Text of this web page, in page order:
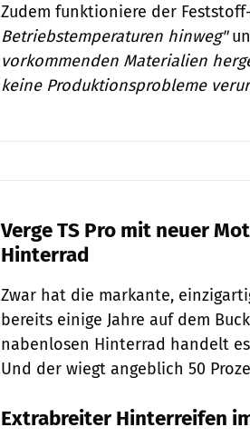
Zudem funktioniere der
Betriebstemperaturen hinweg"
vorkommenden Materialien
keine Produktionsprobleme
Verge TS Pro mit neuer
Hinterrad
Zwar hat die markante,
bereits einige Jahre auf dem
nabenlosen Hinterrad handelt
Und der wiegt angeblich 50
Extrabreiter Hinterreifen